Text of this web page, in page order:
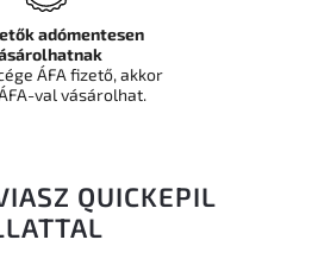
QUICKEPIL
adómentesen
ÁFA fizető, akkor
val vásárolhat.